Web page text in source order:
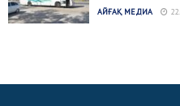
АЙҒАҚ МЕДИА